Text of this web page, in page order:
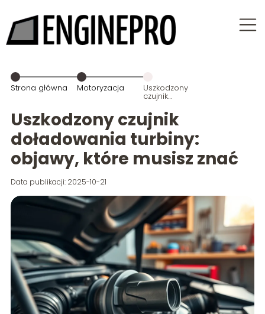
Strona główna Motoryzacja Uszkodzony
czujnik
doładowania
turbiny:
objawy, które
musisz znać
Uszkodzony czujnik
doładowania turbiny:
objawy, które musisz znać
Data publikacji: 2025-10-21